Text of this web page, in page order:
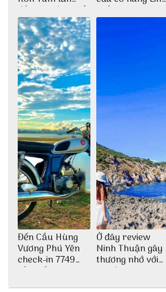
đầu tiên được tổ
chức
Trần
Đến Cầu Hùng
Vương Phú Yên
check-in 7749
tấm sống ảo
Ở đây review
Ninh Thuận gây
thương nhớ với
nét đẹp thiên